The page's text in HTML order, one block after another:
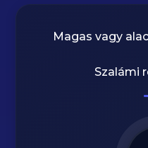
Magas vagy
Szalámi